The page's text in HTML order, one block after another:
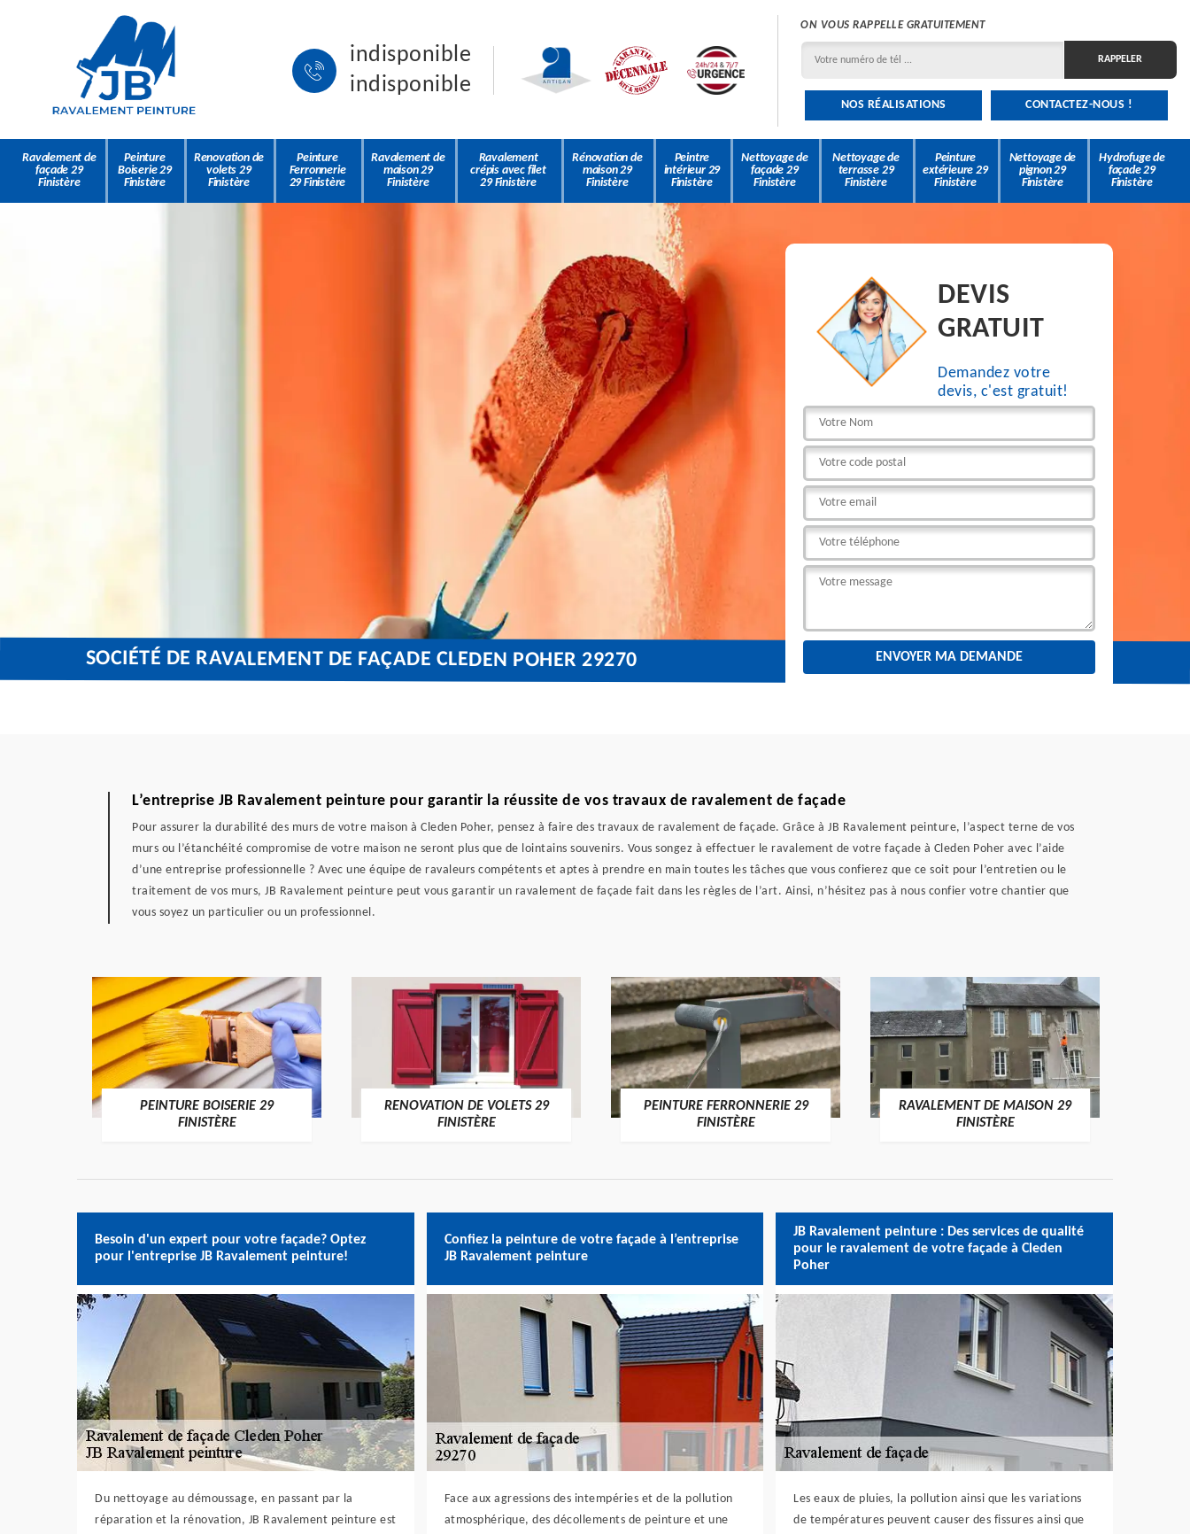
indisponible
indisponible
ON VOUS RAPPELLE GRATUITEMENT
NOS RÉALISATIONS CONTACTEZ-NOUS !
Ravalement de
façade 29
Finistère
Peinture
Boiserie 29
Finistère
Renovation de
volets 29
Finistère
Peinture
Ferronnerie
29 Finistère
Ravalement de
maison 29
Finistère
Ravalement
crépis avec filet
29 Finistère
Rénovation de
maison 29
Finistère
Peintre
intérieur 29
Finistère
Nettoyage de
façade 29
Finistère
Nettoyage de
terrasse 29
Finistère
Peinture
extérieure 29
Finistère
Nettoyage de
pignon 29
Finistère
Hydrofuge de
façade 29
Finistère
DEVIS
GRATUIT
Demandez votre
devis, c'est gratuit!
SOCIÉTÉ DE RAVALEMENT DE FAÇADE CLEDEN POHER 29270
L’entreprise JB Ravalement peinture pour garantir la réussite de vos travaux de ravalement de façade
Pour assurer la durabilité des murs de votre maison à Cleden Poher, pensez à faire des travaux de ravalement de façade. Grâce à JB Ravalement peinture, l’aspect terne de vos
murs ou l’étanchéité compromise de votre maison ne seront plus que de lointains souvenirs. Vous songez à effectuer le ravalement de votre façade à Cleden Poher avec l’aide
d’une entreprise professionnelle ? Avec une équipe de ravaleurs compétents et aptes à prendre en main toutes les tâches que vous confierez que ce soit pour l’entretien ou le
traitement de vos murs, JB Ravalement peinture peut vous garantir un ravalement de façade fait dans les règles de l’art. Ainsi, n’hésitez pas à nous confier votre chantier que
vous soyez un particulier ou un professionnel.
PEINTURE BOISERIE 29
FINISTÈRE
RENOVATION DE VOLETS 29
FINISTÈRE
PEINTURE FERRONNERIE 29
FINISTÈRE
RAVALEMENT DE MAISON 29
FINISTÈRE
Besoin d'un expert pour votre façade? Optez
pour l'entreprise JB Ravalement peinture!
Du nettoyage au démoussage, en passant par la
réparation et la rénovation, JB Ravalement peinture est
Confiez la peinture de votre façade à l’entreprise
JB Ravalement peinture
Face aux agressions des intempéries et de la pollution
atmosphérique, des décollements de peinture et une
JB Ravalement peinture : Des services de qualité
pour le ravalement de votre façade à Cleden
Poher
Les eaux de pluies, la pollution ainsi que les variations
de températures peuvent causer des fissures ainsi que